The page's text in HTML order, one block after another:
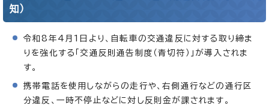
知）
令和8年4月1日より、自転車の交通違反に対する取り締ま
りを強化する「交通反則通告制度（青切符）」が導入されま
す。
携帯電話を使用しながらの走行や、右側通行などの通行区
分違反、一時不停止などに対し反則金が課されます。